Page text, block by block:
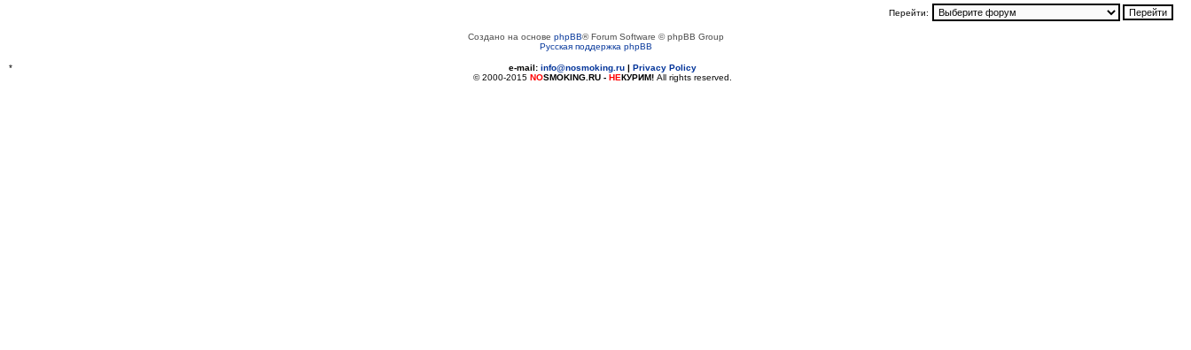
Перейти:
Создано на основе phpBB® Forum Software © phpBB Group
Русская поддержка phpBB
* e-mail: info@nosmoking.ru | Privacy Policy
© 2000-2015 NOSMOKING.RU - НЕКУРИМ! All rights reserved.